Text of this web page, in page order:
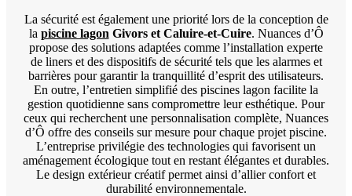
La sécurité est également une priorité lors de la conception de
la piscine lagon Givors et Caluire-et-Cuire. Nuances d’Ô
propose des solutions adaptées comme l’installation experte
de liners et des dispositifs de sécurité tels que les alarmes et
barrières pour garantir la tranquillité d’esprit des utilisateurs.
En outre, l’entretien simplifié des piscines lagon facilite la
gestion quotidienne sans compromettre leur esthétique. Pour
ceux qui recherchent une personnalisation complète, Nuances
d’Ô offre des conseils sur mesure pour chaque projet piscine.
L’entreprise privilégie des technologies qui favorisent un
aménagement écologique tout en restant élégantes et durables.
Le design extérieur créatif permet ainsi d’allier confort et
durabilité environnementale.